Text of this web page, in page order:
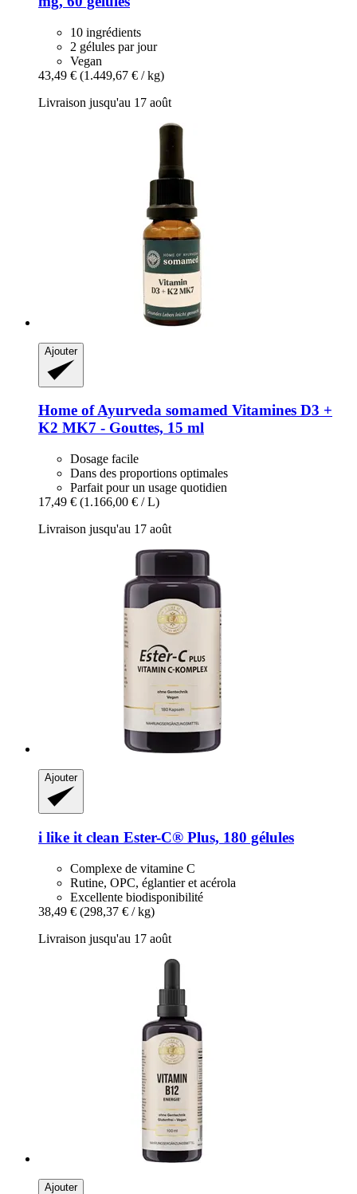
10 ingrédients
2 gélules par jour
Vegan
43,49 € (1.449,67 € / kg)
Livraison jusqu'au 17 août
Ajouter
Home of Ayurveda somamed Vitamines D3 +
K2 MK7 -​ Gouttes, 15 ml
Dosage facile
Dans des proportions optimales
Parfait pour un usage quotidien
17,49 € (1.166,00 € / L)
Livraison jusqu'au 17 août
Ajouter
i like it clean Ester-​C® Plus, 180 gélules
Complexe de vitamine C
Rutine, OPC, églantier et acérola
Excellente biodisponibilité
38,49 € (298,37 € / kg)
Livraison jusqu'au 17 août
Ajouter